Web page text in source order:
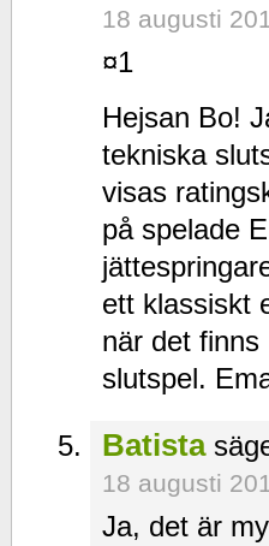
18 augusti
¤1
Hejsan Bo!
tekniska
visas
på spelade
ett klassiskt
när det
slutspel.
Batista
18 augusti
Ja, det är